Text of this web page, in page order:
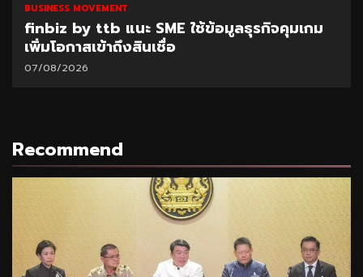
BUSINESS MOVEMENT
finbiz by ttb แนะ SME ใช้ข้อมูลธุรกิจคุมเกม
เพิ่มโอกาสเข้าถึงสินเชื่อ
07/08/2026
Recommend